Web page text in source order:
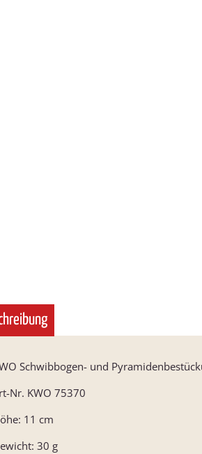
Schwibbogen- und
Nr. KWO 75370
11 cm
30 g